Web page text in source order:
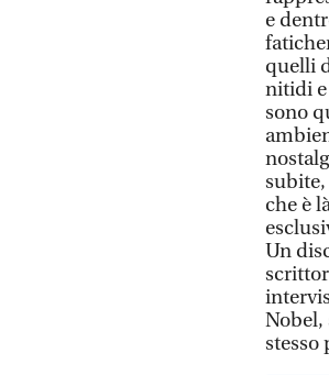
e
quelli
nitidi
sono
subite,
che è
Un
Nobel,
stesso